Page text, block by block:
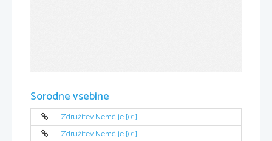
Sorodne vsebine
Združitev Nemčije [01]
Združitev Nemčije [01]